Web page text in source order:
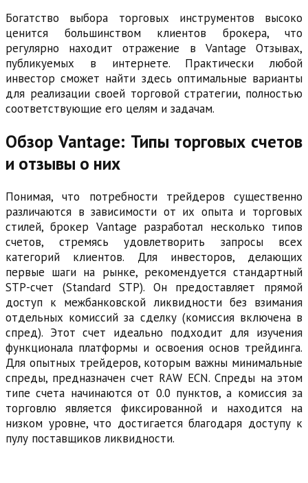
Богатство выбора торговых инструментов высоко
ценится большинством клиентов брокера, что
регулярно находит отражение в Vantage Отзывах,
публикуемых в интернете. Практически любой
инвестор сможет найти здесь оптимальные варианты
для реализации своей торговой стратегии, полностью
соответствующие его целям и задачам.
Обзор Vantage: Типы торговых счетов
и отзывы о них
Понимая, что потребности трейдеров существенно
различаются в зависимости от их опыта и торговых
стилей, брокер Vantage разработал несколько типов
счетов, стремясь удовлетворить запросы всех
категорий клиентов. Для инвесторов, делающих
первые шаги на рынке, рекомендуется стандартный
STP-счет (Standard STP). Он предоставляет прямой
доступ к межбанковской ликвидности без взимания
отдельных комиссий за сделку (комиссия включена в
спред). Этот счет идеально подходит для изучения
функционала платформы и освоения основ трейдинга.
Для опытных трейдеров, которым важны минимальные
спреды, предназначен счет RAW ECN. Спреды на этом
типе счета начинаются от 0.0 пунктов, а комиссия за
торговлю является фиксированной и находится на
низком уровне, что достигается благодаря доступу к
пулу поставщиков ликвидности.